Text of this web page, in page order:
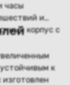
часы
и
корпус с
к